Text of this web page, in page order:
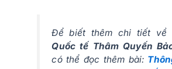
Để biết thêm chi tiết
Quốc tế Thâm Quyến
có thể đọc thêm bài: